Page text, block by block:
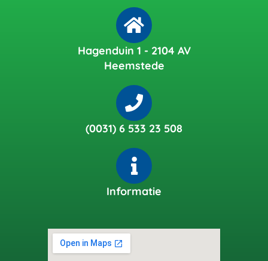
Hagenduin 1 - 2104 AV
Heemstede
(0031) 6 533 23 508
Informatie